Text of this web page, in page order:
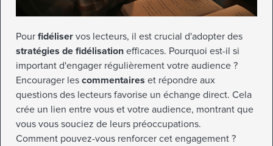
Pour fidéliser vos lecteurs, il est crucial d'adopter des
stratégies de fidélisation efficaces. Pourquoi est-il si
important d'engager régulièrement votre audience ?
Encourager les commentaires et répondre aux
questions des lecteurs favorise un échange direct. Cela
crée un lien entre vous et votre audience, montrant que
vous vous souciez de leurs préoccupations.
Comment pouvez-vous renforcer cet engagement ?